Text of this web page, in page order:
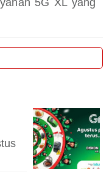
5G XL yang